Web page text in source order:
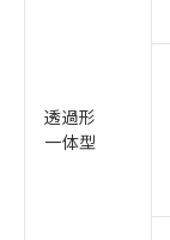
透過形
一体型